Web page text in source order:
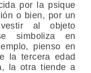
por la psique
o bien, por un
al objeto
simboliza en
pienso en
la tercera edad
la otra tiende a